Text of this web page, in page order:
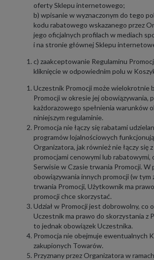
oferty Sklepu internetowego;
b) wpisanie w wyznaczonym do tego
kodu rabatowego wskazanego przez
jego oficjalnych profilach w mediach
i na stronie głównej Sklepu
c) zaakceptowanie Regulaminu
kliknięcie w odpowiednim polu w
Uczestnik Promocji może wielokrotnie
Promocji w okresie jej obowiązywania,
każdorazowego spełnienia warunków
niniejszym regulaminie.
Promocja nie łączy się rabatami
programów lojalnościowych
Organizatora, jak również nie łączy się
promocjami cenowymi lub rabatowymi,
Serwisie w Czasie trwania Promocji. W
obowiązywania innych promocji (w tym
trwania Promocji, Użytkownik ma
promocji chce skorzystać.
Udział w Promocji jest dobrowolny, co
Uczestnik ma prawo do skorzystania z
to jednak obowiązek Uczestnika.
Promocja nie obejmuje ewentualnych
zakupionych Towarów.
Przyznany przez Organizatora w